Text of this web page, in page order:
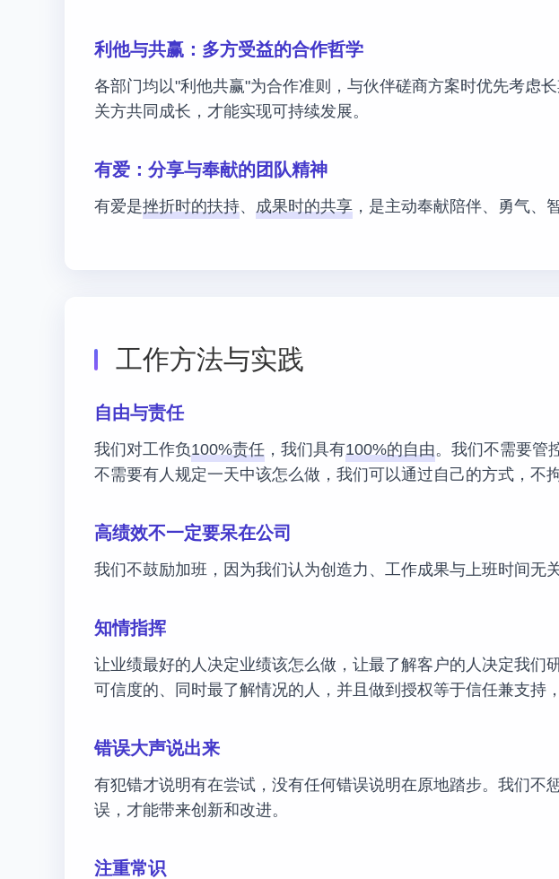
利他与共赢：多方受益的合作哲学
各部门均以"利他共赢"为合作准则，与伙伴磋商方案时优先考
关方共同成长，才能实现可持续发展。
有爱：分享与奉献的团队精神
有爱是挫折时的扶持、 成果时的共享 ，是主动奉献陪伴、勇气、
工作方法与实践
自由与责任
我们对工作负100%责任 ，我们具有100%的自由。我们不需要管
不需要有人规定一天中该怎么做，我们可以通过自己的方式，不
高绩效不一定要呆在公司
我们不鼓励加班，因为我们认为创造力、工作成果与上班时间无
知情指挥
让业绩最好的人决定业绩该怎么做，让最了解客户的人决定我
可信度的、同时最了解情况的人，并且做到授权等于信任兼支持
错误大声说出来
有犯错才说明有在尝试，没有任何错误说明在原地踏步。我们
误，才能带来创新和改进。
注重常识